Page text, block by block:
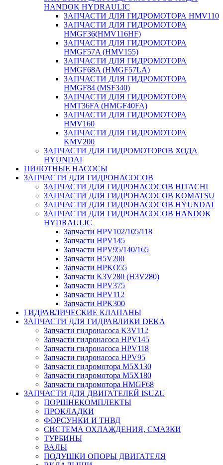
HANDOK HYDRAULIC
ЗАПЧАСТИ ДЛЯ ГИДРОМОТОРА HMV110
ЗАПЧАСТИ ДЛЯ ГИДРОМОТОРА
HMGF36(HMV116HF)
ЗАПЧАСТИ ДЛЯ ГИДРОМОТОРА
HMGF57A (HMV155)
ЗАПЧАСТИ ДЛЯ ГИДРОМОТОРА
HMGF68A (HMGF57LA)
ЗАПЧАСТИ ДЛЯ ГИДРОМОТОРА
HMGF84 (MSF340)
ЗАПЧАСТИ ДЛЯ ГИДРОМОТОРА
HMT36FA (HMGF40FA)
ЗАПЧАСТИ ДЛЯ ГИДРОМОТОРА
HMV160
ЗАПЧАСТИ ДЛЯ ГИДРОМОТОРА
KMV200
ЗАПЧАСТИ ДЛЯ ГИДРОМОТОРОВ ХОДА
HYUNDAI
ПИЛОТНЫЕ НАСОСЫ
ЗАПЧАСТИ ДЛЯ ГИДРОНАСОСОВ
ЗАПЧАСТИ ДЛЯ ГИДРОНАСОСОВ HITACHI
ЗАПЧАСТИ ДЛЯ ГИДРОНАСОСОВ KOMATSU
ЗАПЧАСТИ ДЛЯ ГИДРОНАСОСОВ HYUNDAI
ЗАПЧАСТИ ДЛЯ ГИДРОНАСОСОВ HANDOK
HYDRAULIC
Запчасти HPV102/105/118
Запчасти HPV145
Запчасти HPV95/140/165
Запчасти H5V200
Запчасти HPKO55
Запчасти K3V280 (H3V280)
Запчасти HPV375
Запчасти HPV112
Запчасти HPK300
ГИДРАВЛИЧЕСКИЕ КЛАПАНЫ
ЗАПЧАСТИ ДЛЯ ГИДРАВЛИКИ DEKA
Запчасти гидронасоса K3V112
Запчасти гидронасоса HPV145
Запчасти гидронасоса HPV118
Запчасти гидронасоса HPV95
Запчасти гидромотора M5X130
Запчасти гидромотора M5X180
Запчасти гидромотора HMGF68
ЗАПЧАСТИ ДЛЯ ДВИГАТЕЛЕЙ ISUZU
ПОРШНЕКОМПЛЕКТЫ
ПРОКЛАДКИ
ФОРСУНКИ И ТНВД
СИСТЕМА ОХЛАЖДЕНИЯ, СМАЗКИ
ТУРБИНЫ
ВАЛЫ
ПОДУШКИ ОПОРЫ ДВИГАТЕЛЯ